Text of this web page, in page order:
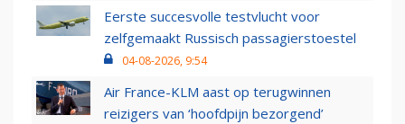
Eerste succesvolle testvlucht voor
zelfgemaakt Russisch passagierstoestel
04-08-2026, 9:54
Air France-KLM aast op terugwinnen
reizigers van ‘hoofdpijn bezorgend’